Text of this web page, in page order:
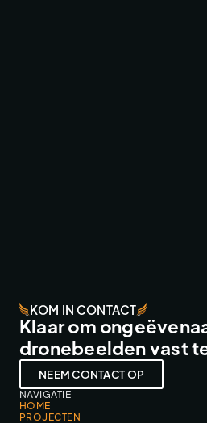
KOM IN CONTACT
Klaar om
dronebeelden vast
NEEM CONTACT OP
NAVIGATIE
HOME
PROJECTEN